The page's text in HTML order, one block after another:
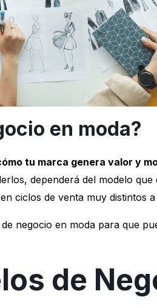
en moda?
tu marca genera valor y
dependerá del modelo
ciclos de venta muy distintos
negocio en moda para que
de